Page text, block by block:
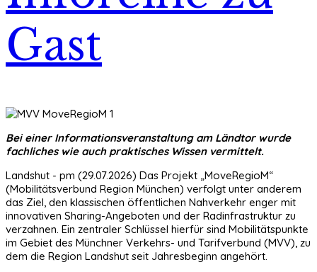
Gast
Bei einer Informationsveranstaltung am Ländtor wurde
fachliches wie auch praktisches Wissen vermittelt.
Landshut - pm (29.07.2026) Das Projekt „MoveRegioM“
(Mobilitätsverbund Region München) verfolgt unter anderem
das Ziel, den klassischen öffentlichen Nahverkehr enger mit
innovativen Sharing-Angeboten und der Radinfrastruktur zu
verzahnen. Ein zentraler Schlüssel hierfür sind Mobilitätspunkte
im Gebiet des Münchner Verkehrs- und Tarifverbund (MVV), zu
dem die Region Landshut seit Jahresbeginn angehört.